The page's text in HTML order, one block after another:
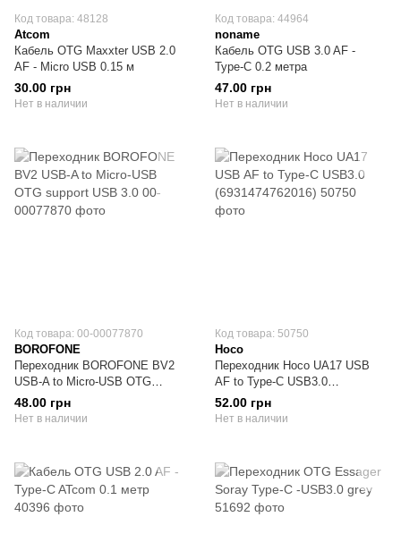
Код товара: 48128
Atcom
Кабель OTG Maxxter USB 2.0
AF - Micro USB 0.15 м
30.00 грн
Нет в наличии
Код товара: 44964
noname
Кабель OTG USB 3.0 AF -
Type-C 0.2 метра
47.00 грн
Нет в наличии
Код товара: 00-00077870
BOROFONE
Переходник BOROFONE BV2
USB-A to Micro-USB OTG
support USB 3.0
48.00 грн
Нет в наличии
Код товара: 50750
Hoco
Переходник Hoco UA17 USB
АF to Type-C USB3.0
(6931474762016)
52.00 грн
Нет в наличии